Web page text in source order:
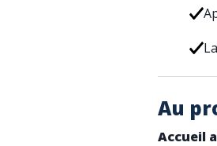
Au
Accueil